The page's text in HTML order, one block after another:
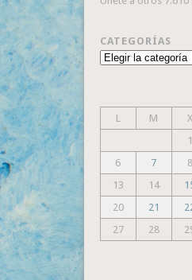
CATEGORÍAS
Categorías
L
M X
1
6
7 8
13
14
20
21
27
28